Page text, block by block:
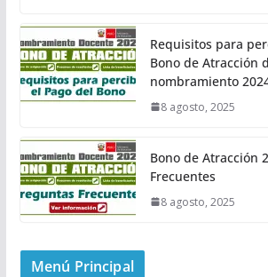
Requisitos para
Bono de Atracción
nombramiento
8 agosto, 2025
Bono de Atracción
Frecuentes
8 agosto, 2025
Menú Principal